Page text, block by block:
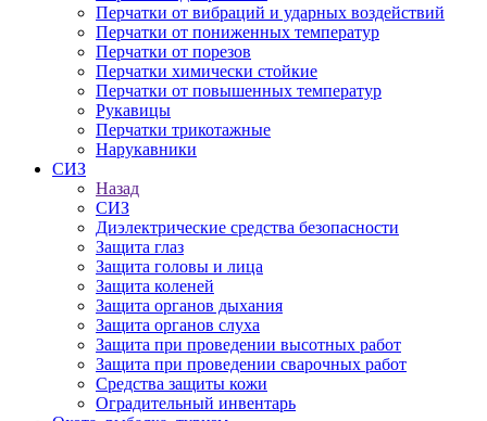
Перчатки от вибраций и ударных воздействий
Перчатки от пониженных температур
Перчатки от порезов
Перчатки химически стойкие
Перчатки от повышенных температур
Рукавицы
Перчатки трикотажные
Нарукавники
СИЗ
Назад
СИЗ
Диэлектрические средства безопасности
Защита глаз
Защита головы и лица
Защита коленей
Защита органов дыхания
Защита органов слуха
Защита при проведении высотных работ
Защита при проведении сварочных работ
Средства защиты кожи
Оградительный инвентарь